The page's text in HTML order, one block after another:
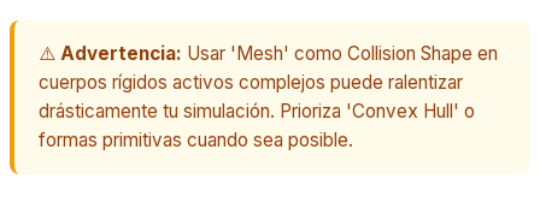
⚠️ Advertencia: Usar 'Mesh' como Collision Shape en
cuerpos rígidos activos complejos puede ralentizar
drásticamente tu simulación. Prioriza 'Convex Hull' o
formas primitivas cuando sea posible.